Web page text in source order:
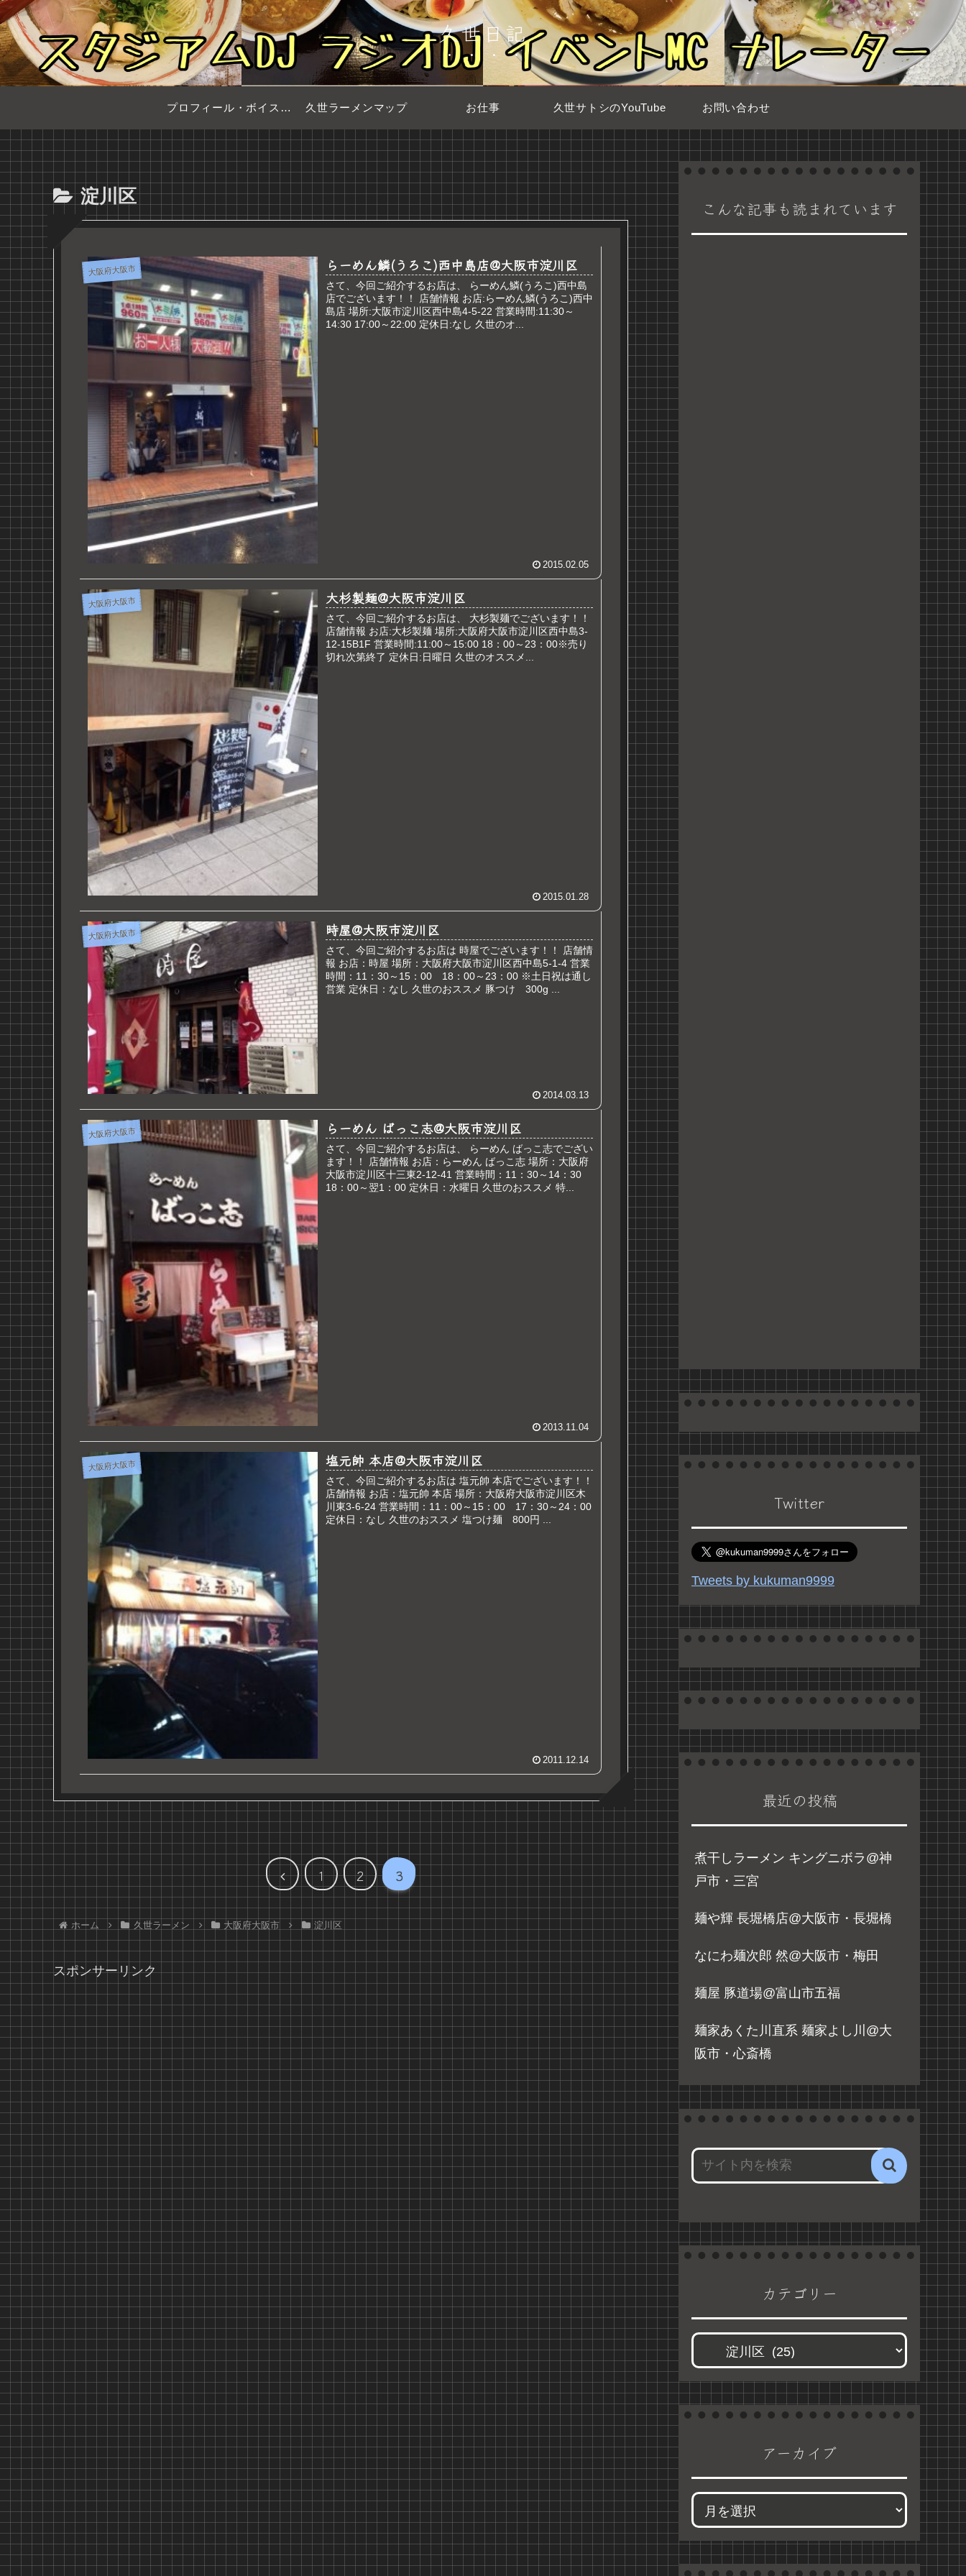
久世日記
プロフィール・ボイスサンプル 久世ラーメンマップ お仕事 久世サトシのYouTube お問い合わせ
淀川区
大阪府大阪市 らーめん鱗(うろこ)西中島店@大阪市淀川区
さて、今回ご紹介するお店は、 らーめん鱗(うろこ)西中島
店でございます！！ 店舗情報 お店:らーめん鱗(うろこ)西中
島店 場所:大阪市淀川区西中島4-5-22 営業時間:11:30～
14:30 17:00～22:00 定休日:なし 久世のオ...
2015.02.05
大阪府大阪市 大杉製麺@大阪市淀川区
さて、今回ご紹介するお店は、 大杉製麺でございます！！
店舗情報 お店:大杉製麺 場所:大阪府大阪市淀川区西中島3-
12-15B1F 営業時間:11:00～15:00 18：00～23：00※売り
切れ次第終了 定休日:日曜日 久世のオススメ...
2015.01.28
大阪府大阪市 時屋@大阪市淀川区
さて、今回ご紹介するお店は 時屋でございます！！ 店舗情
報 お店：時屋 場所：大阪府大阪市淀川区西中島5-1-4 営業
時間：11：30～15：00 18：00～23：00 ※土日祝は通し
営業 定休日：なし 久世のおススメ 豚つけ 300g ...
2014.03.13
大阪府大阪市 らーめん ばっこ志@大阪市淀川区
さて、今回ご紹介するお店は、 らーめん ばっこ志でござい
ます！！ 店舗情報 お店：らーめん ばっこ志 場所：大阪府
大阪市淀川区十三東2-12-41 営業時間：11：30～14：30
18：00～翌1：00 定休日：水曜日 久世のおススメ 特...
2013.11.04
大阪府大阪市 塩元帥 本店@大阪市淀川区
さて、今回ご紹介するお店は 塩元帥 本店でございます！！
店舗情報 お店：塩元帥 本店 場所：大阪府大阪市淀川区木
川東3-6-24 営業時間：11：00～15：00 17：30～24：00
定休日：なし 久世のおススメ 塩つけ麺 800円 ...
2011.12.14
前
へ
1 2 3
ホーム 久世ラーメン 大阪府大阪市 淀川区
スポンサーリンク
こんな記事も読まれています
Twitter
Tweets by kukuman9999
最近の投稿
煮干しラーメン キングニボラ@神
戸市・三宮
麺や輝 長堀橋店@大阪市・長堀橋
なにわ麺次郎 然@大阪市・梅田
麺屋 豚道場@富山市五福
麺家あくた川直系 麺家よし川@大
阪市・心斎橋
カテゴリー
アーカイブ